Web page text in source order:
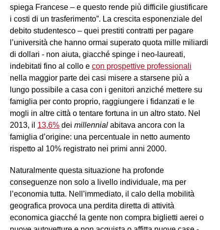
spiega Francese – e questo rende più difficile giustificare
i costi di un trasferimento”. La crescita esponenziale del
debito studentesco – quei prestiti contratti per pagare
l’università che hanno ormai superato quota mille miliardi
di dollari - non aiuta, giacché spinge i neo-laureati,
indebitati fino al collo e con prospettive professionali
nella maggior parte dei casi misere a starsene più a
lungo possibile a casa con i genitori anziché mettere su
famiglia per conto proprio, raggiungere i fidanzati e le
mogli in altre città o tentare fortuna in un altro stato. Nel
2013, il 13,6% dei millennial abitava ancora con la
famiglia d’origine: una percentuale in netto aumento
rispetto al 10% registrato nei primi anni 2000.
Naturalmente questa situazione ha profonde
conseguenze non solo a livello individuale, ma per
l’economia tutta. Nell’immediato, il calo della mobilità
geografica provoca una perdita diretta di attività
economica giacché la gente non compra biglietti aerei o